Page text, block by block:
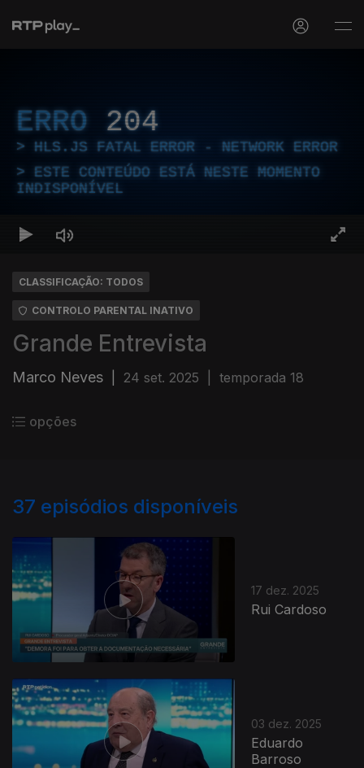
ERRO 204
HLS.JS FATAL ERROR - NETWORK ERROR
ESTE CONTEÚDO ESTÁ NESTE MOMENTO
INDISPONÍVEL
CLASSIFICAÇÃO: TODOS
CONTROLO PARENTAL INATIVO
Grande Entrevista
Marco Neves 24 set. 2025 temporada 18
opções
37 episódios disponíveis
17 dez. 2025
Rui Cardoso
03 dez. 2025
Eduardo
Barroso